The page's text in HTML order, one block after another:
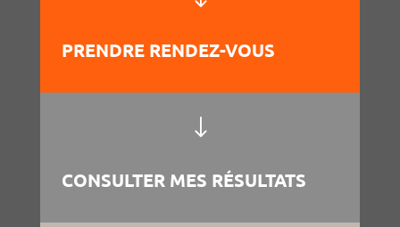
PRENDRE RENDEZ-VOUS
"
CONSULTER MES RÉSULTATS